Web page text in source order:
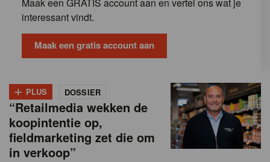
interessant vindt.
Maak een gratis account aan
+ PLUS DOSSIER
“Retailmedia wekken de
koopintentie op,
fieldmarketing zet die om
in verkoop”